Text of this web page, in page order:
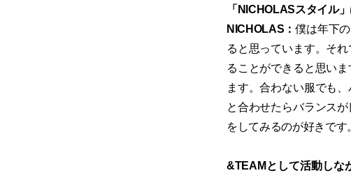
「NICHOLASスタイル
NICHOLAS：僕は年下
ると思っています。そ
ることができると思い
ます。合わない服でも
と合わせたらバランス
をしてみるのが好きです
&TEAMとして活動しな